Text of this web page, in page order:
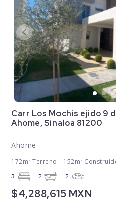
Carr Los Mochis ejido 9
Ahome, Sinaloa 81200
Ahome
172m² Terreno - 152m²
3 2 2
$4,288,615 MXN